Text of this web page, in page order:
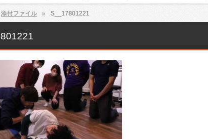
添付ファイル S__17801221